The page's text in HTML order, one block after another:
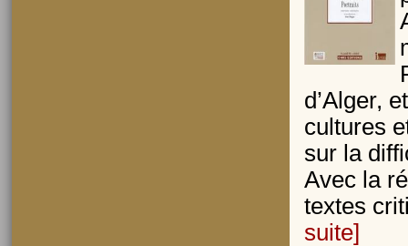
d’Alger,
cultures
sur la
Avec la
textes
suite]